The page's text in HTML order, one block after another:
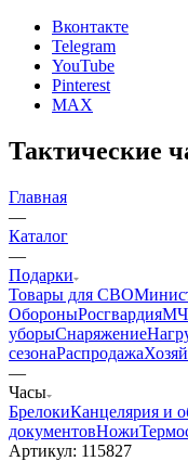
Вконтакте
Telegram
YouTube
Pinterest
MAX
Тактические
Главная
—
Каталог
—
Подарки
Товары для СВО
ОбороныРосгвардия
уборыСнаряжение
сезонаРаспродажа
—
Часы
БрелокиКанцелярия и
документовНожи
Артикул: 115827